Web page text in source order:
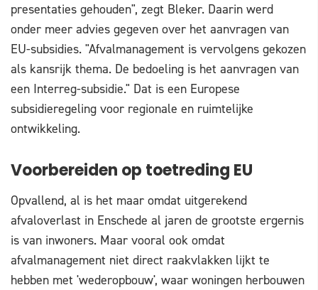
presentaties gehouden", zegt Bleker. Daarin werd
onder meer advies gegeven over het aanvragen van
EU-subsidies. "Afvalmanagement is vervolgens gekozen
als kansrijk thema. De bedoeling is het aanvragen van
een Interreg-subsidie." Dat is een Europese
subsidieregeling voor regionale en ruimtelijke
ontwikkeling.
Voorbereiden op toetreding EU
Opvallend, al is het maar omdat uitgerekend
afvaloverlast in Enschede al jaren de grootste ergernis
is van inwoners. Maar vooral ook omdat
afvalmanagement niet direct raakvlakken lijkt te
hebben met 'wederopbouw', waar woningen herbouwen